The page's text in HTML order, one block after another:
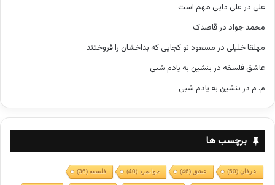
علی در علی دایی مهم است
محمد جواد در قاصدک
مهلقا خلیلی در مسعود تو کجایی که بداخشان را فروختند
عاشق فلسفه در بنشین به یادم شبی
م. م در بنشین به یادم شبی
برچسب ها
عرفان(50) عشق (46) جوانمرد (40) فلسفه(36)